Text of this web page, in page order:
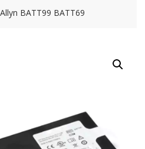
BATT99 BATT69